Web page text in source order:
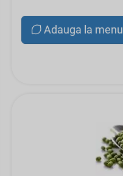
Adauga la menu